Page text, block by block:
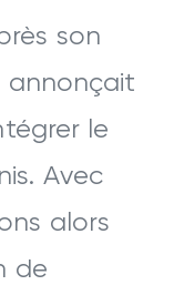
son
annonçait
le
Avec
alors
de